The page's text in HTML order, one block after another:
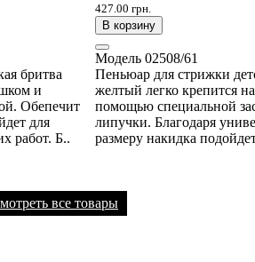
бритва
и
Обепечит
для
работ. Б..
427.00 грн.
В корзину
Модель 02508/61
Пеньюар для стрижки
желтый легко крепится
помощью специальной
липучки. Благодаря
размеру накидка
все товары